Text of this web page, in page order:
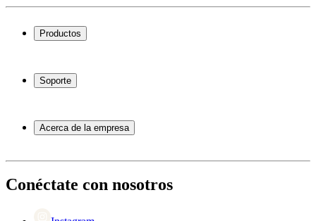
Productos
Botelleros
Muebles para vino
Soporte
Servicio
Pago
Devolución
Acerca de la empresa
Black Friday
Singles Day
Conéctate con nosotros